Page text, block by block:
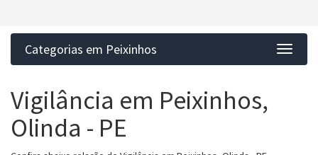
Categorias em Peixinhos
Vigilância em Peixinhos,
Olinda - PE